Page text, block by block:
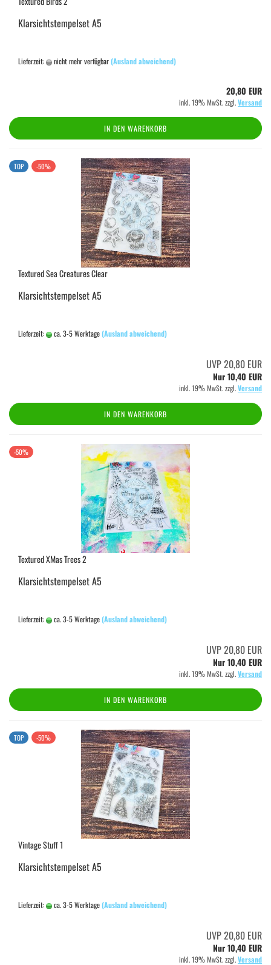
Klarsichtstempelset A5
Lieferzeit: nicht mehr verfügbar(Ausland abweichend)
20,80 EUR
inkl. 19% MwSt. zzgl.Versand
IN DEN WARENKORB
TOP -50%
Textured Sea Creatures Clear
Klarsichtstempelset A5
Lieferzeit: ca. 3-5 Werktage(Ausland abweichend)
UVP 20,80 EUR
Nur 10,40 EUR
inkl. 19% MwSt. zzgl.Versand
IN DEN WARENKORB
-50%
Textured XMas Trees 2
Klarsichtstempelset A5
Lieferzeit: ca. 3-5 Werktage(Ausland abweichend)
UVP 20,80 EUR
Nur 10,40 EUR
inkl. 19% MwSt. zzgl.Versand
IN DEN WARENKORB
TOP -50%
Vintage Stuff 1
Klarsichtstempelset A5
Lieferzeit: ca. 3-5 Werktage(Ausland abweichend)
UVP 20,80 EUR
Nur 10,40 EUR
inkl. 19% MwSt. zzgl.Versand